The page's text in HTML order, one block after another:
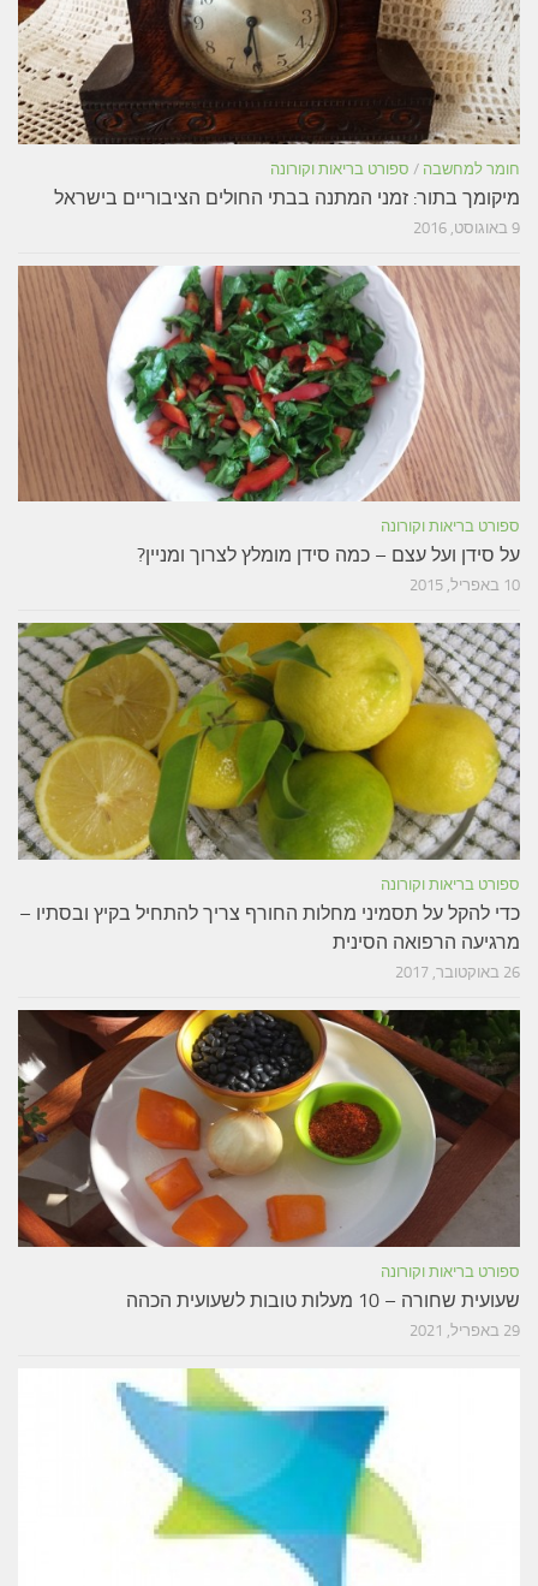
חומר למחשבה / ספורט בריאות וקורונה
מיקומך בתור: זמני המתנה בבתי החולים הציבוריים בישראל
9 באוגוסט, 2016
ספורט בריאות וקורונה
על סידן ועל עצם – כמה סידן מומלץ לצרוך ומניין?
10 באפריל, 2015
ספורט בריאות וקורונה
כדי להקל על תסמיני מחלות החורף צריך להתחיל בקיץ ובסתיו –
מרגיעה הרפואה הסינית
26 באוקטובר, 2017
ספורט בריאות וקורונה
שעועית שחורה – 10 מעלות טובות לשעועית הכהה
29 באפריל, 2021